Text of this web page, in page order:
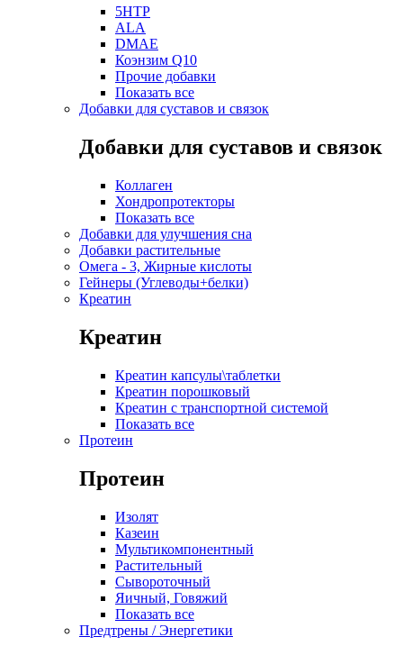
5HTP
ALA
DMAE
Коэнзим Q10
Прочие добавки
Показать все
Добавки для суставов и связок
Добавки для суставов и связок
Коллаген
Хондропротекторы
Показать все
Добавки для улучшения сна
Добавки растительные
Омега - 3, Жирные кислоты
Гейнеры (Углеводы+белки)
Креатин
Креатин
Креатин капсулы\таблетки
Креатин порошковый
Креатин с транспортной системой
Показать все
Протеин
Протеин
Изолят
Казеин
Мультикомпонентный
Растительный
Сывороточный
Яичный, Говяжий
Показать все
Предтрены / Энергетики